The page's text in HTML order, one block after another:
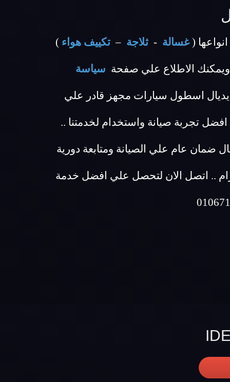
( غسالة - ثلاجة – تكييف هواء )
الاطلاع علي صفحة سياسة
ايديال اسطول سيارات مجهز قادر علي
تجربة صيانة واستخدام لخدمتنا ..
عملاء مركز صيانة ايديال ضمان عام علي الصيانة ومتابعة دورية
.. اتصل الان لتحصل علي افضل خدمة